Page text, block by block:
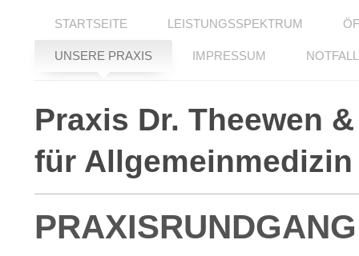
STARTSEITE LEISTUNGSSPEKTRUM
UNSERE PRAXIS IMPRESSUM
Praxis Dr. Theewen
für
PRAXISRUNDGANG